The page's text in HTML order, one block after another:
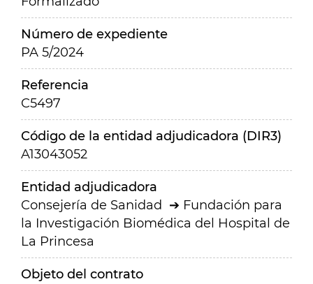
Número de expediente
PA 5/2024
Referencia
C5497
Código de la entidad adjudicadora (DIR3)
A13043052
Entidad adjudicadora
Consejería de Sanidad
Fundación para
la Investigación Biomédica del Hospital de
La Princesa
Objeto del contrato